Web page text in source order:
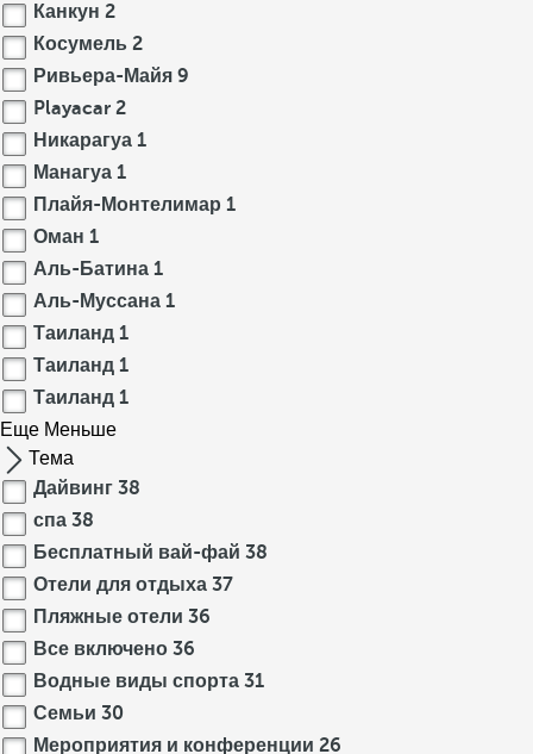
Канкун 2
Косумель 2
Ривьера-Майя 9
Playacar 2
Никарагуа 1
Манагуа 1
Плайя-Монтелимар 1
Оман 1
Аль-Батина 1
Аль-Муссана 1
Таиланд 1
Таиланд 1
Таиланд 1
Еще Меньше
Тема
Дайвинг 38
спа 38
Бесплатный вай-фай 38
Отели для отдыха 37
Пляжные отели 36
Все включено 36
Водные виды спорта 31
Семьи 30
Мероприятия и конференции 26